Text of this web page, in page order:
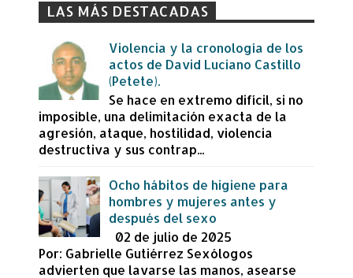
LAS MÁS DESTACADAS
Violencia y la cronología de los
actos de David Luciano Castillo
(Petete).
Se hace en extremo difícil, si no
imposible, una delimitación exacta de la
agresión, ataque, hostilidad, violencia
destructiva y sus contrap...
Ocho hábitos de higiene para
hombres y mujeres antes y
después del sexo
02 de julio de 2025
Por: Gabrielle Gutiérrez Sexólogos
advierten que lavarse las manos, asearse